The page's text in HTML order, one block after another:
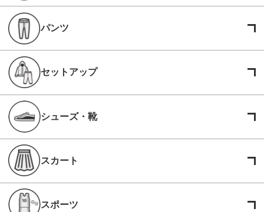
パンツ
セットアップ
シューズ・靴
スカート
スポーツ